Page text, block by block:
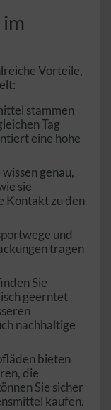
Vorteile,
stammen
Tag
eine hohe
wissen genau,
sie
Kontakt zu den
und
tragen
Sie
geerntet
nachhaltige
bieten
die
Sie sicher
kaufen.